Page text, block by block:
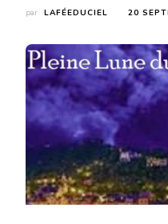
par LAFÉEDUCIEL 20